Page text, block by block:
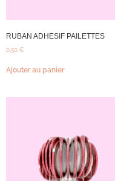
RUBAN ADHESIF PAILETTES
0,50 €
Ajouter au panier